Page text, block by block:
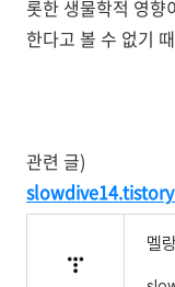
롯한 생물학적 영향
한다고 볼 수 없기
관련 글)